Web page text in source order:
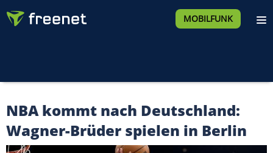
MOBILFUNK
NBA kommt nach Deutschland:
Wagner-Brüder spielen in Berlin